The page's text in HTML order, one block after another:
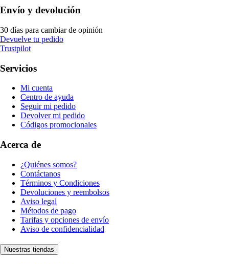
Envío y devolución
30 días para cambiar de opinión
Devuelve tu pedido
Trustpilot
Servicios
Mi cuenta
Centro de ayuda
Seguir mi pedido
Devolver mi pedido
Códigos promocionales
Acerca de
¿Quiénes somos?
Contáctanos
Términos y Condiciones
Devoluciones y reembolsos
Aviso legal
Métodos de pago
Tarifas y opciones de envío
Aviso de confidencialidad
Nuestras tiendas